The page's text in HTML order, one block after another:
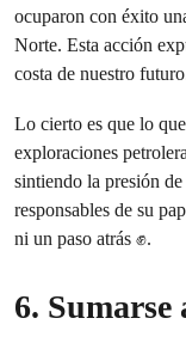
ocuparon con éxito
Norte. Esta acción
costa de nuestro
Lo cierto es que lo
exploraciones
sintiendo la presión
responsables de su
ni un paso atrás ✊.
6.